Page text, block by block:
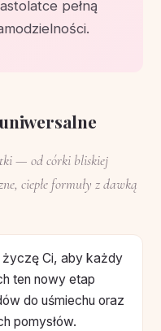
pełną
— od córki bliskiej
ciepłe formuły z dawką
życzę Ci, aby każdy
ten nowy etap
do uśmiechu oraz
pomysłów.